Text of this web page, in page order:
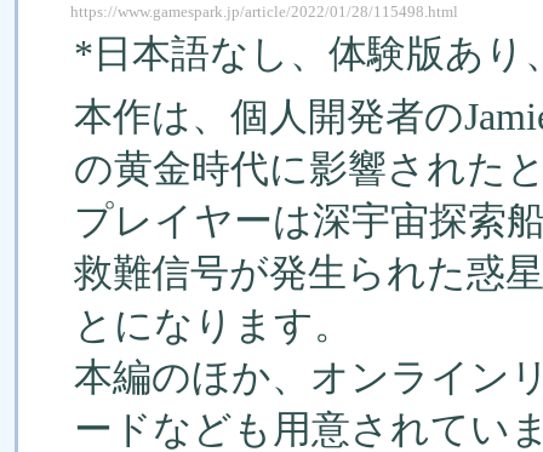
https://www.gamespark.jp/article/2022/01/28/115498.html
*日本語なし、体験版あり
本作は、個人開発者の
の黄金時代に影響された
プレイヤーは深宇宙探索
救難信号が発生られた惑
とになります。
本編のほか、オンライン
ードなども用意されてい